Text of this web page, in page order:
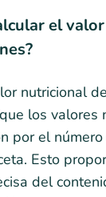
el
nutricional
los valores
por el
Esto
del